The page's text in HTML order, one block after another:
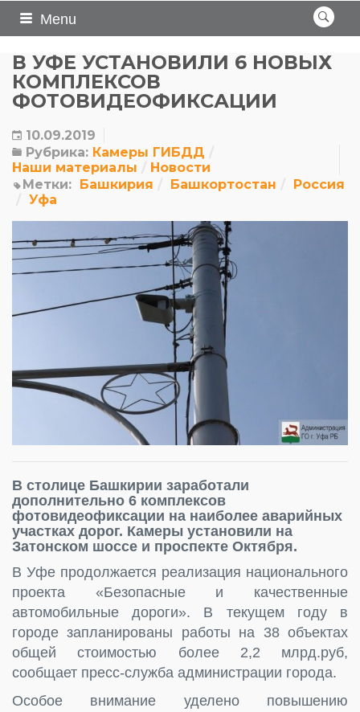
Menu
В УФЕ УСТАНОВИЛИ 6 НОВЫХ
КОМПЛЕКСОВ
ФОТОВИДЕОФИКСАЦИИ
10.09.2019
Рубрика: Камеры ГИБДД
Наши материалы
Новости
Метки: Башкирия Башкортостан
Россия
Уфа
В столице Башкирии заработали
дополнительно 6 комплексов
фотовидеофиксации на наиболее аварийных
участках дорог. Камеры установили на
Затонском шоссе и проспекте Октября.
В Уфе продолжается реализация национального
проекта «Безопасные и качественные
автомобильные дороги». В текущем году в
городе запланированы работы на 38 объектах
общей стоимостью более 2,2 млрд.руб,
сообщает пресс-служба администрации города.
Особое внимание уделено повышению